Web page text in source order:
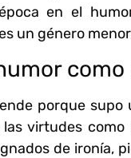
en el
un género
porque
virtudes como
de ironía,